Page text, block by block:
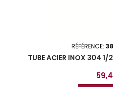
RÉFÉRENCE:
TUBE ACIER INOX 304
Prix